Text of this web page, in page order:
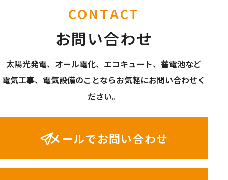
CONTACT
お問い合わせ
太陽光発電、オール電化、エコキュート、蓄電池など
電気工事、電気設備のことならお気軽にお問い合わせく
ださい。
メールでお問い合わせ